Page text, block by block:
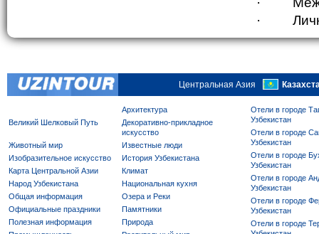
·
Центральная Азия
Архитектура
Великий Шелковый Путь
Декоративно-прикладное
искусство
Животный мир
Известные люди
Изобразительное искусство
История Узбекистана
Карта Центральной Азии
Климат
Народ Узбекистана
Национальная кухня
Общая информация
Озера и Реки
Официальные праздники
Памятники
Полезная информация
Природа
Отели в городе
Узбекистан
Отели в городе
Узбекистан
Отели в городе
Узбекистан
Отели в городе
Узбекистан
Отели в городе
Узбекистан
Отели в городе